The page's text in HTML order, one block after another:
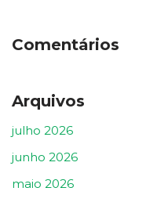
Comentários
Arquivos
julho 2026
junho 2026
maio 2026